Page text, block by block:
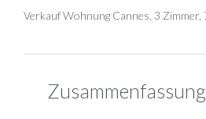
Verkauf Wohnung Cannes, 3 Zimmer,
Zusammenfassung